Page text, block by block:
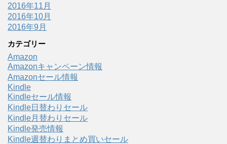
2016年11月
2016年10月
2016年9月
カテゴリー
Amazon
Amazonキャンペーン情報
Amazonセール情報
Kindle
Kindleセール情報
Kindle日替わりセール
Kindle月替わりセール
Kindle発売情報
Kindle週替わりまとめ買いセール